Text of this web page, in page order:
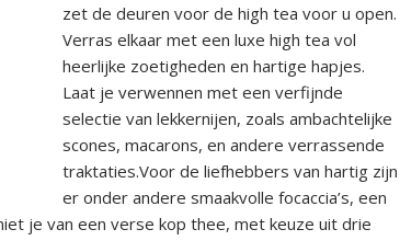
zet de deuren voor de high tea voor u open.
Verras elkaar met een luxe high tea vol
heerlijke zoetigheden en hartige hapjes.
Laat je verwennen met een verfijnde
selectie van lekkernijen, zoals ambachtelijke
scones, macarons, en andere verrassende
traktaties.Voor de liefhebbers van hartig zijn
er onder andere smaakvolle focaccia’s, een
je van een verse kop thee, met keuze uit drie